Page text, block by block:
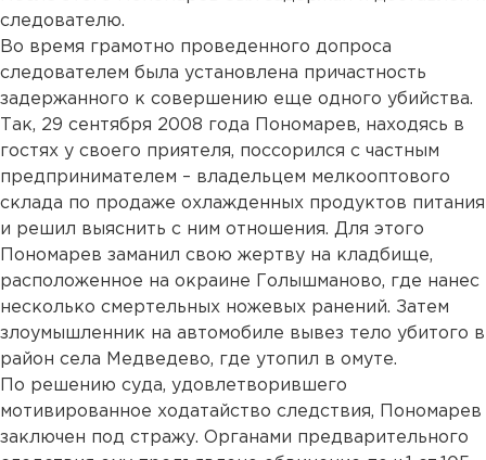
следователю.
Во время грамотно проведенного допроса
следователем была установлена причастность
задержанного к совершению еще одного убийства.
Так, 29 сентября 2008 года Пономарев, находясь в
гостях у своего приятеля, поссорился с частным
предпринимателем – владельцем мелкооптового
склада по продаже охлажденных продуктов питания
и решил выяснить с ним отношения. Для этого
Пономарев заманил свою жертву на кладбище,
расположенное на окраине Голышманово, где нанес
несколько смертельных ножевых ранений. Затем
злоумышленник на автомобиле вывез тело убитого в
район села Медведево, где утопил в омуте.
По решению суда, удовлетворившего
мотивированное ходатайство следствия, Пономарев
заключен под стражу. Органами предварительного